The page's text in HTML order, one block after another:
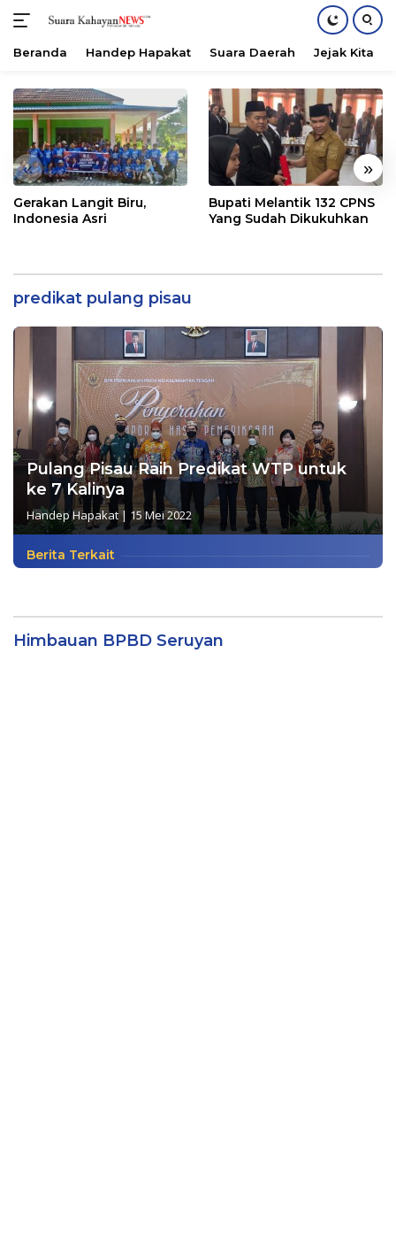
konten
Beranda Handep Hapakat Suara Daerah Jejak Kita
« »
Gerakan Langit Biru,
Indonesia Asri
Bupati Melantik 132 CPNS
Yang Sudah Dikukuhkan
predikat pulang pisau
Pulang Pisau Raih Predikat WTP untuk
ke 7 Kalinya
Handep Hapakat| 15 Mei 2022
Berita Terkait
Himbauan BPBD Seruyan